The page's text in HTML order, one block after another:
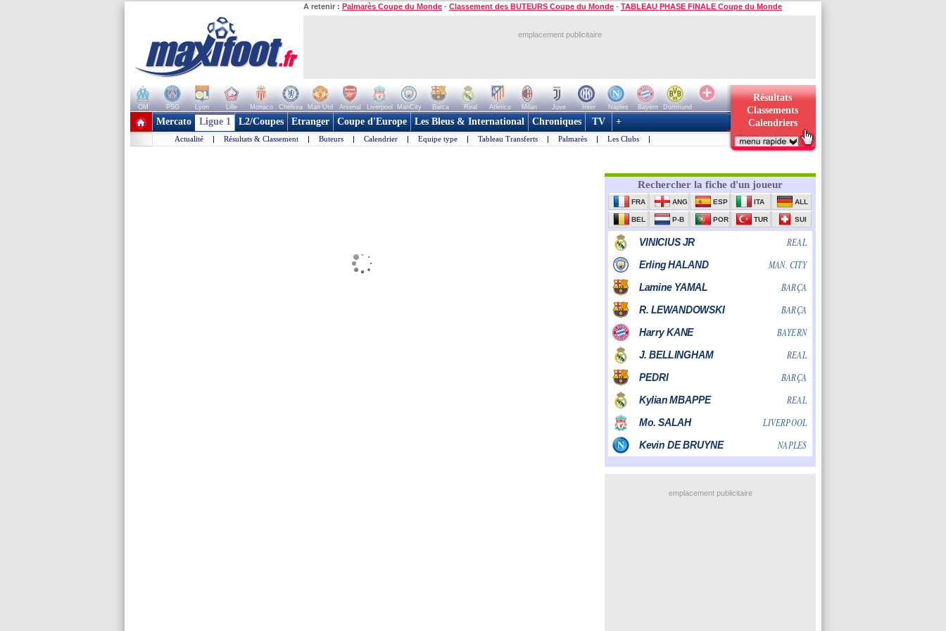
A retenir : Palmarès Coupe du Monde - Classement des BUTEURS Coupe du Monde - TABLEAU PHASE FINALE Coupe du Monde
emplacement publicitaire
OM PSG Lyon Lille Monaco Chelsea Man Utd Arsenal Liverpool ManCity Barca Real Atletico Milan Juve Inter Naples Bayern
Dortmund
+ de clubs
Résultats
Classements
Calendriers
Mercato Ligue 1 L2/Coupes Etranger Coupe d'Europe Les Bleus & International Chroniques TV +
Actualité | Résultats & Classement | Buteurs | Calendrier | Equipe type | Tableau Transferts | Palmarès | Les Clubs |
emplacement publicitaire